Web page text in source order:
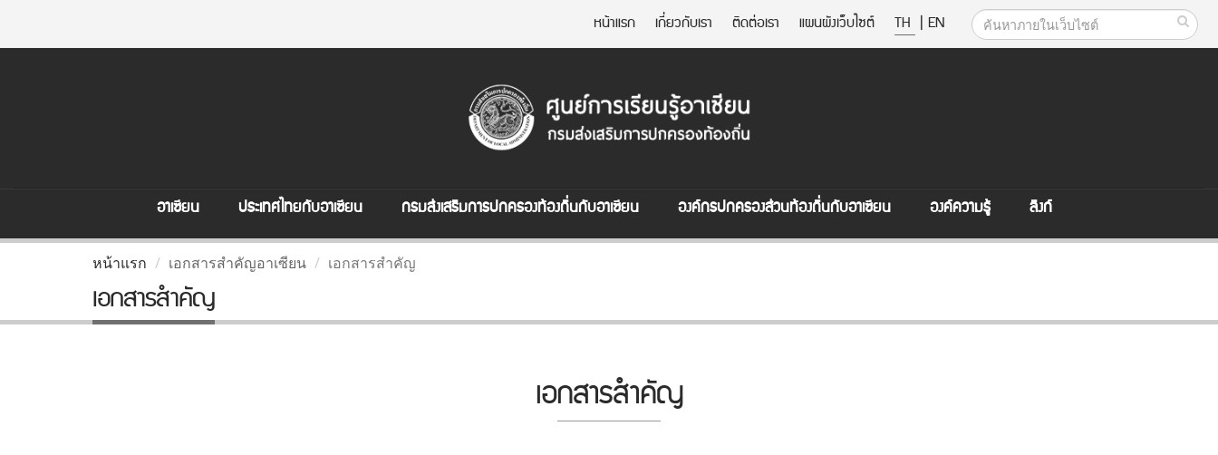
หน้าแรก เกี่ยวกับเรา ติดต่อเรา แผนผังเว็บไซต์ TH | EN
อาเซียน ประเทศไทยกับอาเซียน กรมส่งเสริมการปกครองท้องถิ่นกับอาเซียน องค์กรปกครองส่วนท้องถิ่นกับอาเซียน องค์ความรู้ ลิงก์
หน้าแรก เอกสารสำคัญอาเซียน เอกสารสำคัญ
เอกสารสำคัญ
เอกสารสำคัญ